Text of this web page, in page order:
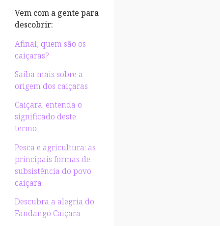
Vem com a gente para
descobrir:
Afinal, quem são os
caiçaras?
Saiba mais sobre a
origem dos caiçaras
Caiçara: entenda o
significado deste
termo
Pesca e agricultura: as
principais formas de
subsistência do povo
caiçara
Descubra a alegria do
Fandango Caiçara